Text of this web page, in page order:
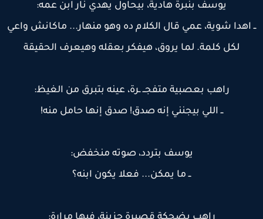
يوسف بنبرة هادية، بيحاول يهدي نار ابن عمه:
اهدا شوية، عمي قال الكلام ده وهو منهار... ماكانش واعي
لكل كلمة. لما يروق، هيفكر بعقله وهيعرف الحقيقة
راهب بعصبية متفجــ ـرة، عينه بتبرق من الغيظ:
ــ اللي بيجنني إنه صدق! صدق إنها حامل منه!
يوسف بتردد، صوته منخفض:
ــ ما يمكن... فعلا يكون ابنه؟